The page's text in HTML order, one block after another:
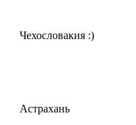
Чехословакия :)
Астрахань